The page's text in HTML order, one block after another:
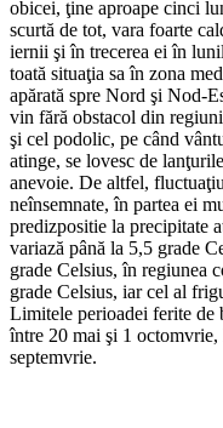
obicei, ţine aproape cinci
scurtă de tot, vara foarte
iernii şi în trecerea ei în
toată situaţia sa în zona
apărată spre Nord şi Nod-
vin fără obstacol din
şi cel podolic, pe când
atinge, se lovesc de
anevoie. De altfel,
neînsemnate, în partea ei
predizpositie la precipitate
variază până la 5,5 grade
grade Celsius, în regiunea
grade Celsius, iar cel al
Limitele perioadei ferite de
între 20 mai şi 1
septemvrie.